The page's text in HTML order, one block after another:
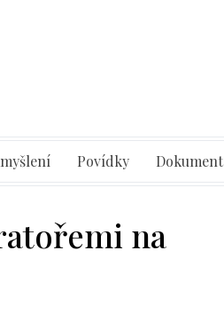
Povídky Dokument
na